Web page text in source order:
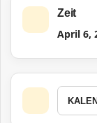
Zeit
April 6,